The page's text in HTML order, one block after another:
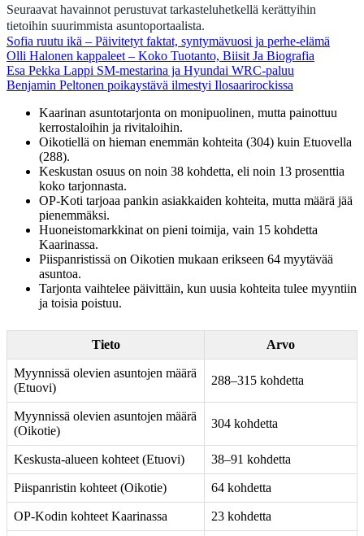
Seuraavat havainnot perustuvat tarkasteluhetkellä kerättyihin
tietoihin suurimmista asuntoportaalista.
Sofia ruutu ikä – Päivitetyt faktat, syntymävuosi ja perhe-elämä
Olli Halonen kappaleet – Koko Tuotanto, Biisit Ja Biografia
Esa Pekka Lappi SM-mestarina ja Hyundai WRC-paluu
Benjamin Peltonen poikaystävä ilmestyi Ilosaarirockissa
Kaarinan asuntotarjonta on monipuolinen, mutta painottuu
kerrostaloihin ja rivitaloihin.
Oikotiellä on hieman enemmän kohteita (304) kuin Etuovella
(288).
Keskustan osuus on noin 38 kohdetta, eli noin 13 prosenttia
koko tarjonnasta.
OP-Koti tarjoaa pankin asiakkaiden kohteita, mutta määrä jää
pienemmäksi.
Huoneistomarkkinat on pieni toimija, vain 15 kohdetta
Kaarinassa.
Piispanristissä on Oikotien mukaan erikseen 64 myytävää
asuntoa.
Tarjonta vaihtelee päivittäin, kun uusia kohteita tulee myyntiin
ja toisia poistuu.
Tieto Arvo
Myynnissä olevien asuntojen määrä
(Etuovi)
288–315 kohdetta
Myynnissä olevien asuntojen määrä
(Oikotie)
304 kohdetta
Keskusta-alueen kohteet (Etuovi) 38–91 kohdetta
Piispanristin kohteet (Oikotie) 64 kohdetta
OP-Kodin kohteet Kaarinassa 23 kohdetta